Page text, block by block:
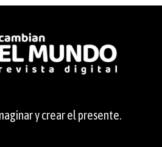
y crear el presente.